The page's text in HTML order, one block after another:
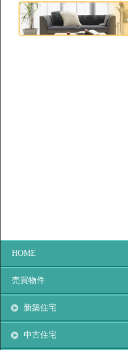
HOME
売買物件
新築住宅
中古住宅